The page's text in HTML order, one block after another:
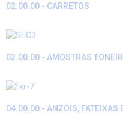
02.00.00 - CARRETOS
03.00.00 - AMOSTRAS
04.00.00 - ANZÓIS, FATEIXAS